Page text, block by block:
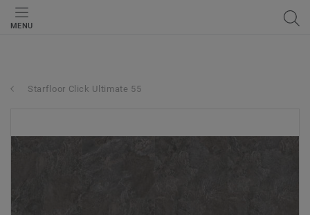
MENU
Starfloor Click Ultimate 55